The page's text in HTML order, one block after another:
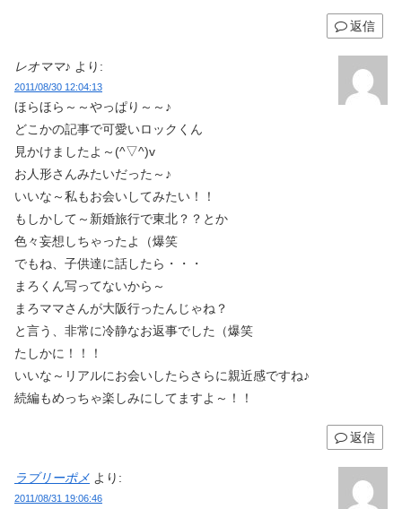
返信
レオママ♪ より:
2011/08/30 12:04:13
ほらほら～～やっぱり～～♪
どこかの記事で可愛いロックくん
見かけましたよ～(^▽^)v
お人形さんみたいだった～♪
いいな～私もお会いしてみたい！！
もしかして～新婚旅行で東北？？とか
色々妄想しちゃったよ（爆笑
でもね、子供達に話したら・・・
まろくん写ってないから～
まろママさんが大阪行ったんじゃね？
と言う、非常に冷静なお返事でした（爆笑
たしかに！！！
いいな～リアルにお会いしたらさらに親近感ですね♪
続編もめっちゃ楽しみにしてますよ～！！
返信
ラブリーポメ より:
2011/08/31 19:06:46